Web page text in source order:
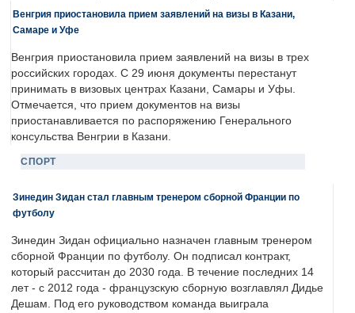
Венгрия приостановила прием заявлений на визы в Казани,
Самаре и Уфе
Венгрия приостановила прием заявлений на визы в трех
российских городах. С 29 июня документы перестанут
принимать в визовых центрах Казани, Самары и Уфы.
Отмечается, что прием документов на визы
приостанавливается по распоряжению Генерального
консульства Венгрии в Казани.
СПОРТ
Зинедин Зидан стал главным тренером сборной Франции по
футболу
Зинедин Зидан официально назначен главным тренером
сборной Франции по футболу. Он подписал контракт,
который рассчитан до 2030 года. В течение последних 14
лет - с 2012 года - французскую сборную возглавлял Дидье
Дешам. Под его руководством команда выиграла